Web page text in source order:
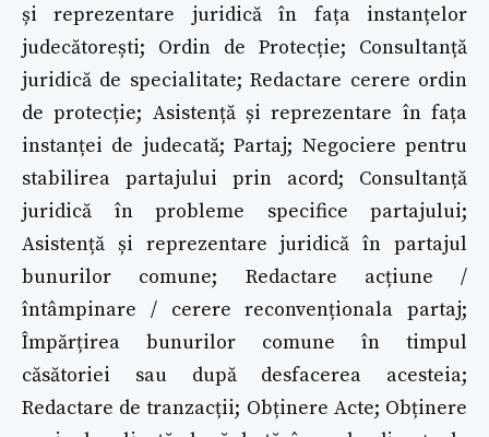
și reprezentare juridică în fața instanțelor
judecătorești; Ordin de Protecție; Consultanță
juridică de specialitate; Redactare cerere ordin
de protecție; Asistență și reprezentare în fața
instanței de judecată; Partaj; Negociere pentru
stabilirea partajului prin acord; Consultanță
juridică în probleme specifice partajului;
Asistență și reprezentare juridică în partajul
bunurilor comune; Redactare acțiune /
întâmpinare / cerere reconvenționala partaj;
Împărțirea bunurilor comune în timpul
căsătoriei sau după desfacerea acesteia;
Redactare de tranzacții; Obținere Acte; Obținere